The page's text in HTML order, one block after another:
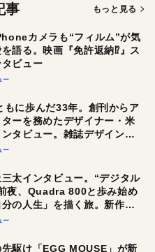
事 もっと見る
カメラも“フィルム”が気
語る。映画『免許返納⁉︎』ス
ビュー
ー
に歩んだ33年。創刊からア
ーを務めたデザイナー・米
タビュー。雑誌デザインの
ー
太インタビュー。“デジタル
夜、Quadra 800と歩み始め
の人生」を描く旅。新作
た想い
ー
駆け「EGG MOUSE」が新